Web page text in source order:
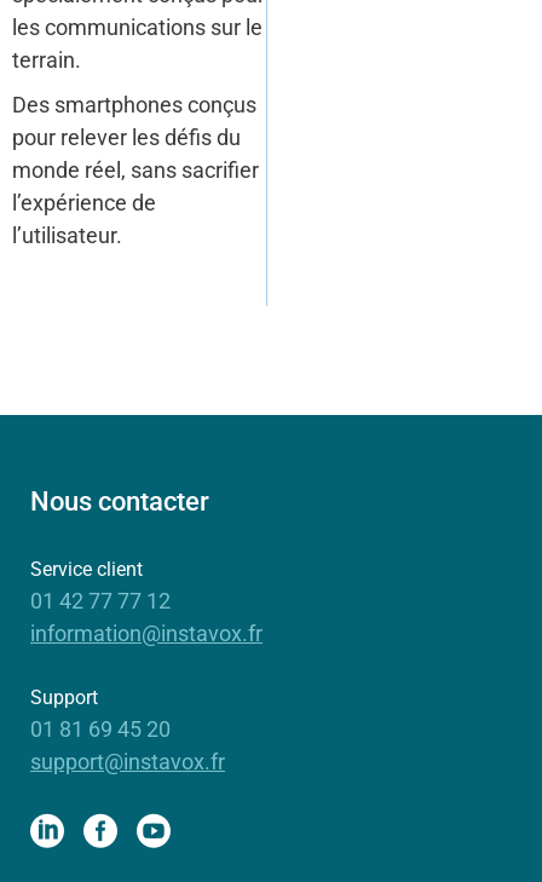
les communications sur le
terrain.
Des smartphones conçus
pour relever les défis du
monde réel, sans sacrifier
l’expérience de
l’utilisateur.
Nous contacter
Service client
01 42 77 77 12
information@instavox.fr
Support
01 81 69 45 20
support@instavox.fr